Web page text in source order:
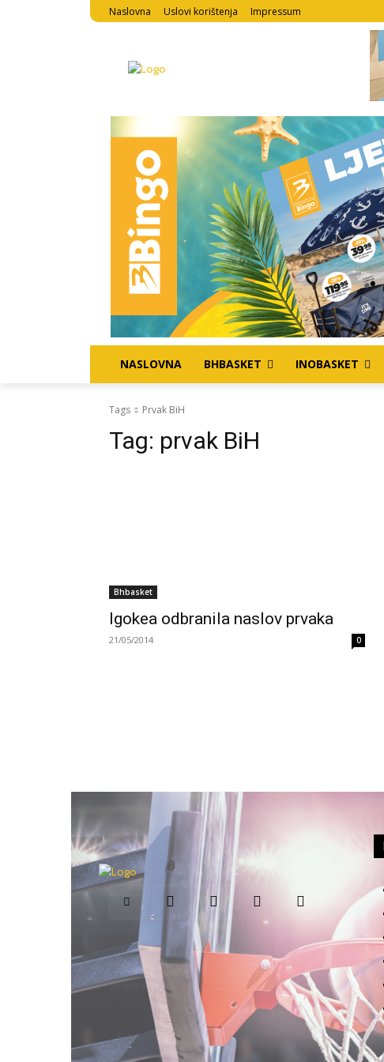
Naslovna Uslovi korištenja Impressum
NASLOVNA BHBASKET INOBASKET
Tags Prvak BiH
Tag: prvak BiH
Bhbasket
Igokea odbranila naslov prvaka
21/05/2014 0